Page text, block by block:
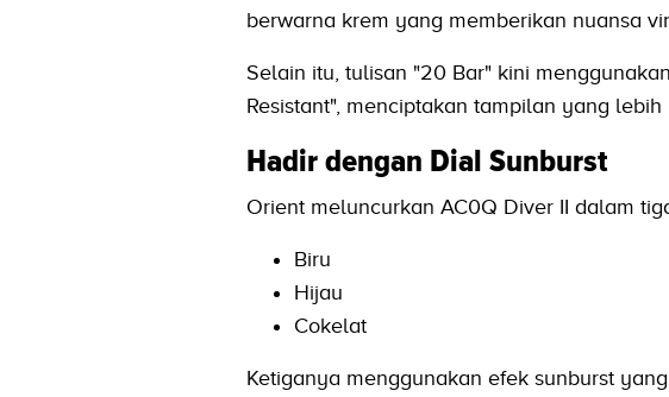
berwarna krem yang memberikan nuansa
Selain itu, tulisan "20 Bar" kini
Resistant", menciptakan tampilan yang lebih
Hadir dengan Dial Sunburst
Orient meluncurkan AC0Q Diver II dalam
Biru
Hijau
Cokelat
Ketiganya menggunakan efek sunburst